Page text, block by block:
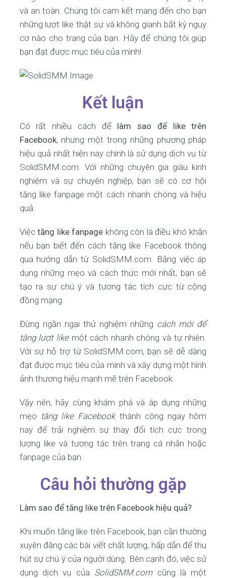
và an toàn. Chúng tôi cam kết mang đến cho bạn
những lượt like thật sự và không gianh bất kỳ nguy
cơ nào cho trang của bạn. Hãy để chúng tôi giúp
bạn đạt được mục tiêu của mình!
Kết luận
Có rất nhiều cách để làm sao để like trên
Facebook, nhưng một trong những phương pháp
hiệu quả nhất hiện nay chính là sử dụng dịch vụ từ
SolidSMM.com. Với những chuyên gia giàu kinh
nghiệm và sự chuyên nghiệp, bạn sẽ có cơ hội
tăng like fanpage một cách nhanh chóng và hiệu
quả.
Việctăng like fanpage không còn là điều khó khăn
nếu bạn biết đến cách tăng like Facebook thông
qua hướng dẫn từ SolidSMM.com. Bằng việc áp
dụng những mẹo và cách thức mới nhất, bạn sẽ
tạo ra sự chú ý và tương tác tích cực từ cộng
đồng mạng.
Đừng ngần ngại thử nghiệm những cách mới để
tăng lượt likemột cách nhanh chóng và tự nhiên.
Với sự hỗ trợ từ SolidSMM.com, bạn sẽ dễ dàng
đạt được mục tiêu của mình và xây dựng một hình
ảnh thương hiệu mạnh mẽ trên Facebook.
Vậy nên, hãy cùng khám phá và áp dụng những
mẹo tăng like Facebookthành công ngay hôm
nay để trải nghiệm sự thay đổi tích cực trong
lượng like và tương tác trên trang cá nhân hoặc
fanpage của bạn.
Câu hỏi thường gặp
Làm sao để tăng like trên Facebook hiệu quả?
Khi muốn tăng like trên Facebook, bạn cần thường
xuyên đăng các bài viết chất lượng, hấp dẫn để thu
hút sự chú ý của người dùng. Bên cạnh đó, việc sử
dụng dịch vụ của SolidSMM.comcũng là một